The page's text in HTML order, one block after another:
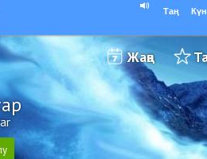
Таң Күн
Жаңа